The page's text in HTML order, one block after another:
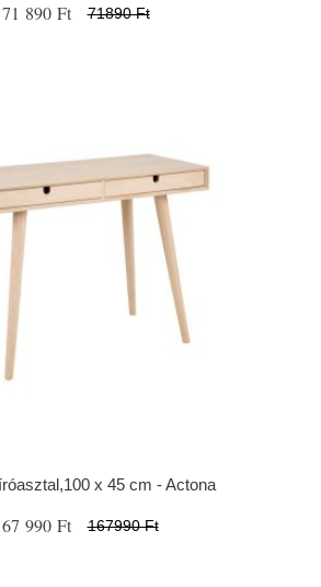
71 890 Ft 71890 Ft
x 45 cm - Actona
990 Ft 167990 Ft